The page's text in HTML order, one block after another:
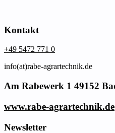
Kontakt
+49 5472 771 0
info(at)rabe-agrartechnik.de
Am Rabewerk 1 49152
www.rabe-agrartechnik.de
Newsletter